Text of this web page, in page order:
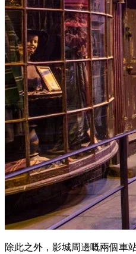
除此之外，影城周邊嘅兩個車